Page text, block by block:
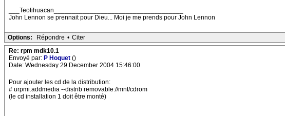
___Teotihuacan____________________________________
John Lennon se prennait pour Dieu... Moi je me prends pour John Lennon
Options: Répondre • Citer
Re: rpm mdk10.1
Envoyé par: P Hoquet ()
Date: Wednesday 29 December 2004 15:46:00
Pour ajouter les cd de la distribution:
# urpmi.addmedia --distrib removable://mnt/cdrom
(le cd installation 1 doit être monté)